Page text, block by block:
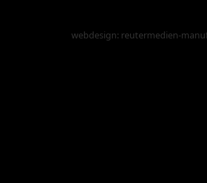
webdesign: reutermedien-